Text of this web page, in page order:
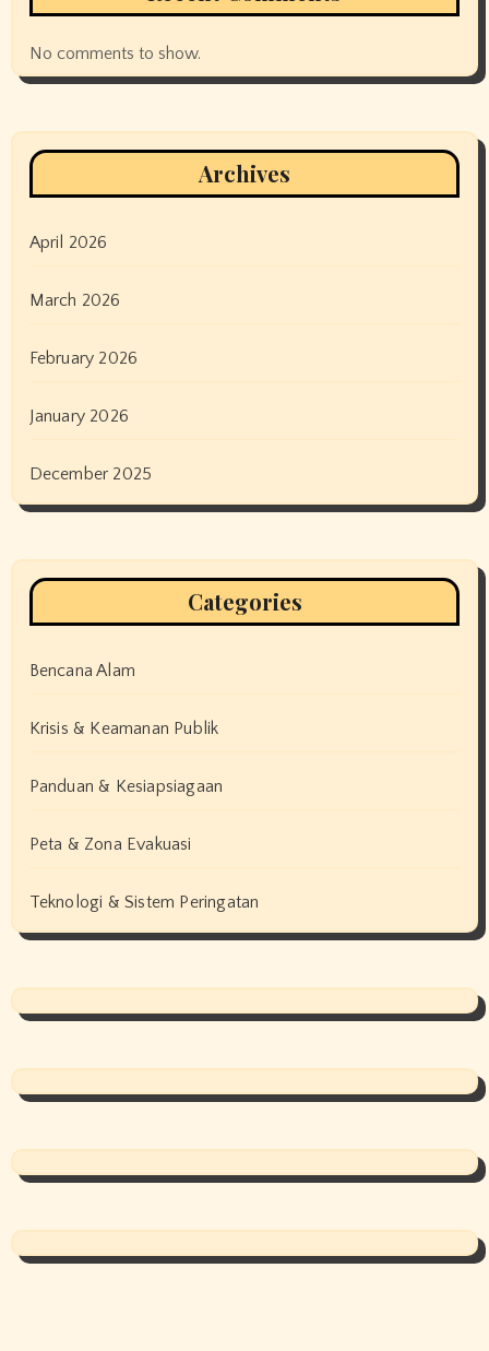
No comments to show.
Archives
April 2026
March 2026
February 2026
January 2026
December 2025
Categories
Bencana Alam
Krisis & Keamanan Publik
Panduan & Kesiapsiagaan
Peta & Zona Evakuasi
Teknologi & Sistem Peringatan